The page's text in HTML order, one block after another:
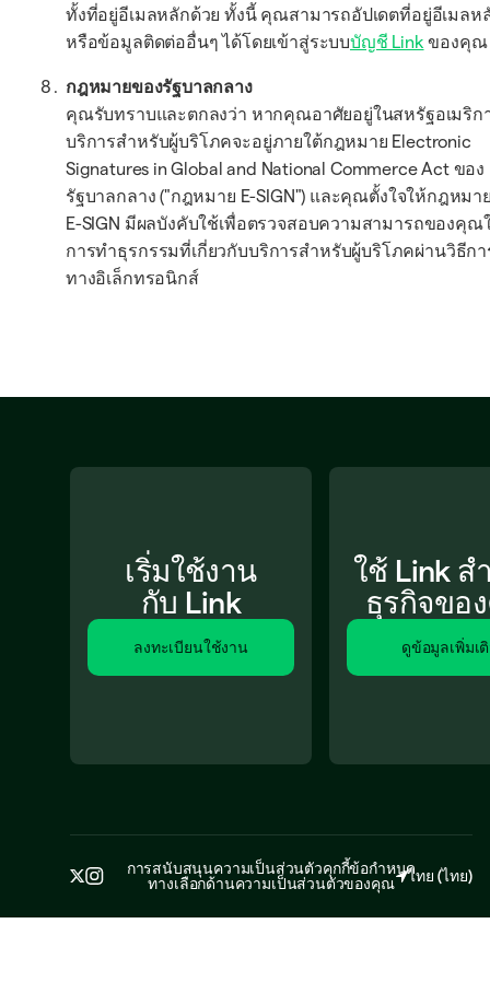
ทั้งที่อยู่อีเมลหลักด้วย ทั้งนี้ คุณสามารถอัปเดตที่อยู่อีเมลห
หรือข้อมูลติดต่ออื่นๆ ได้โดยเข้าสู่ระบบบัญชี Link ของคุณ
กฎหมายของรัฐบาลกลาง
คุณรับทราบและตกลงว่า หากคุณอาศัยอยู่ในสหรัฐอเมริก
บริการสำหรับผู้บริโภคจะอยู่ภายใต้กฎหมาย Electronic
Signatures in Global and National Commerce Act ของ
รัฐบาลกลาง ("กฎหมาย E-SIGN") และคุณตั้งใจให้กฎหมา
E-SIGN มีผลบังคับใช้เพื่อตรวจสอบความสามารถของคุณ
การทำธุรกรรมที่เกี่ยวกับบริการสำหรับผู้บริโภคผ่านวิธีกา
ทางอิเล็กทรอนิกส์
เริ่มใช้งาน
กับ Link
ลงทะเบียนใช้งาน
ใช้ Link ส
ธุรกิจขอ
ดูข้อมูลเพิ่มเ
การสนับสนุนความเป็นส่วนตัวคุกกี้ข้อกำหนด
ทางเลือกด้านความเป็นส่วนตัวของคุณ
ไทย (ไทย)